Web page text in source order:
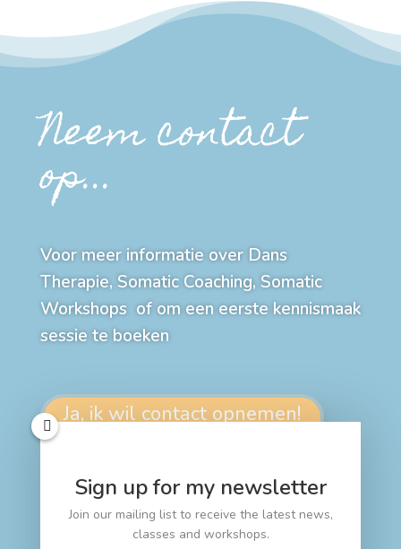
Neem contact
op...
Voor meer informatie over Dans
Therapie, Somatic Coaching, Somatic
Workshops of om een eerste kennismaak
sessie te boeken
Ja, ik wil contact opnemen!
Katharina Conradi
06 27070906
katharinaconradi@gmail.com
Sign up for my newsletter
Join our mailing list to receive the latest news,
classes and workshops.